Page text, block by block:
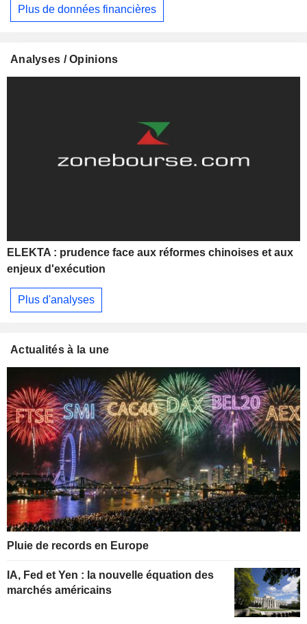
Plus de données financières
Analyses / Opinions
ELEKTA : prudence face aux réformes chinoises et aux
enjeux d'exécution
Plus d'analyses
Actualités à la une
Pluie de records en Europe
IA, Fed et Yen : la nouvelle équation des
marchés américains